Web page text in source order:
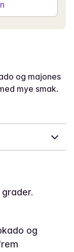
og majones
mye smak.
og